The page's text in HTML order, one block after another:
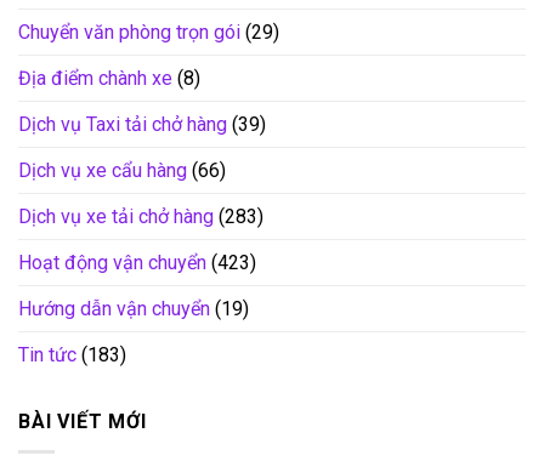
Chuyển văn phòng trọn gói (29)
Địa điểm chành xe (8)
Dịch vụ Taxi tải chở hàng (39)
Dịch vụ xe cẩu hàng (66)
Dịch vụ xe tải chở hàng (283)
Hoạt động vận chuyển (423)
Hướng dẫn vận chuyển (19)
Tin tức (183)
BÀI VIẾT MỚI